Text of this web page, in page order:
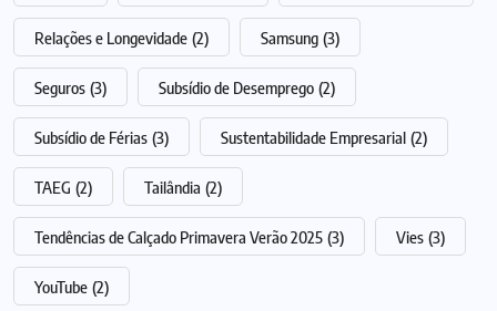
Relações e Longevidade (2) Samsung (3)
Seguros (3) Subsídio de Desemprego (2)
Subsídio de Férias (3) Sustentabilidade Empresarial (2)
TAEG (2) Tailândia (2)
Tendências de Calçado Primavera Verão 2025 (3) Vies (3)
YouTube (2)